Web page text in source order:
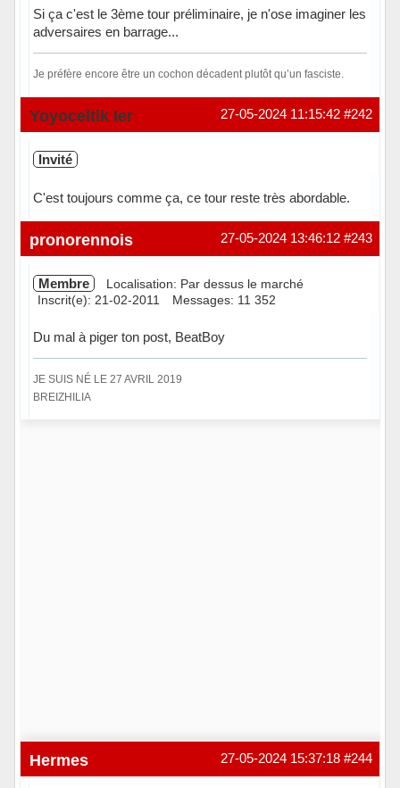
Si ça c'est le 3ème tour préliminaire, je n'ose imaginer les
adversaires en barrage...
Je préfère encore être un cochon décadent plutôt qu’un fasciste.
Hors ligne #242
27-05-2024 11:15:42
Yoyoceltik Ier
Invité
C'est toujours comme ça, ce tour reste très abordable.
#243
27-05-2024 13:46:12
pronorennois
Membre
Localisation: Par dessus le marché
Inscrit(e): 21-02-2011
Messages: 11 352
Du mal à piger ton post, BeatBoy
JE SUIS NÉ LE 27 AVRIL 2019
BREIZHILIA
#244
27-05-2024 15:37:18
Hermes